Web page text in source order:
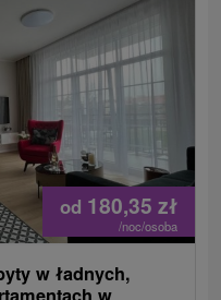
od 180,35 zł
/noc/osoba
w ładnych,